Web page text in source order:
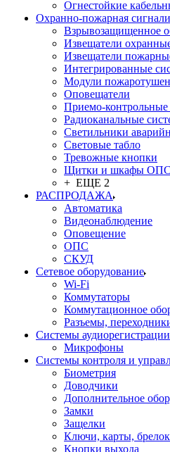
Огнестойкие
Охранно-пожарная
Взрывозащищенное
Извещатели
Извещатели
Интегрированные
Модули
Оповещатели
Приемо-
Радиоканальные
Светильники
Световые табло
Тревожные кнопки
Щитки и шкафы ОПС
+ ЕЩЕ 2
РАСПРОДАЖА
Автоматика
Видеонаблюдение
Оповещение
ОПС
СКУД
Сетевое оборудование
Wi-Fi
Коммутаторы
Коммутационное
Разъемы,
Системы аудиорегистрации
Микрофоны
Системы контроля и
Биометрия
Доводчики
Дополнительное
Замки
Защелки
Ключи, карты,
Кнопки выхода